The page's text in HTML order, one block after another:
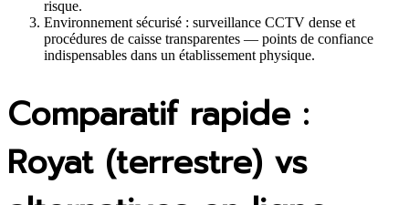
risque.
Environnement sécurisé : surveillance CCTV dense et
procédures de caisse transparentes — points de confiance
indispensables dans un établissement physique.
Comparatif rapide :
Royat (terrestre) vs